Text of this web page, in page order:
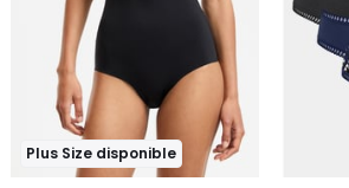
Plus Size disponible